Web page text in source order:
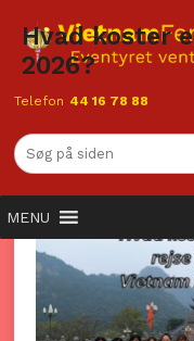
Telefon 44 16 78 88
MENU
Hvad koster
2026?
Hvad
2026?